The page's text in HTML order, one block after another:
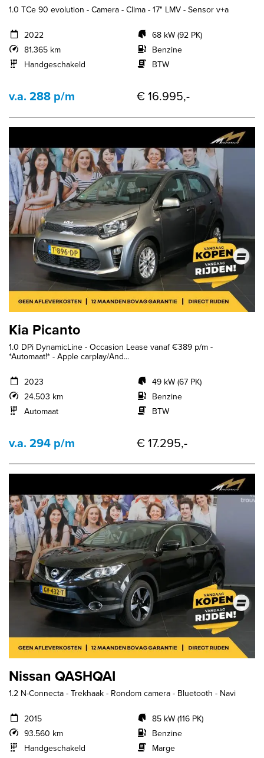
1.0 TCe 90 evolution - Camera - Clima - 17" LMV - Sensor v+a
2022
81.365 km
Handgeschakeld
68 kW (92 PK)
Benzine
BTW
v.a. 288 p/m € 16.995,-
Kia Picanto
1.0 DPi DynamicLine - Occasion Lease vanaf €389 p/m -
*Automaat!* - Apple carplay/And...
2023
24.503 km
Automaat
49 kW (67 PK)
Benzine
BTW
v.a. 294 p/m € 17.295,-
Nissan QASHQAI
1.2 N-Connecta - Trekhaak - Rondom camera - Bluetooth - Navi
2015
93.560 km
Handgeschakeld
85 kW (116 PK)
Benzine
Marge